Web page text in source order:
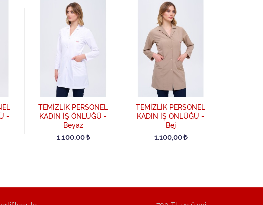
-
TEMİZLİK PERSONEL
KADIN İŞ ÖNLÜĞÜ -
Beyaz
1.100,00
TEMİZLİK PERSONEL
KADIN İŞ ÖNLÜĞÜ -
Bej
1.100,00